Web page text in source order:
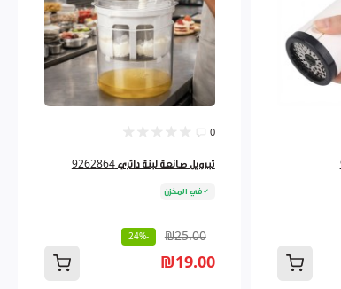
0
تبرويل صانعة لبنة دائري 9262864
في المخزن
₪25.00
-24%
₪19.00